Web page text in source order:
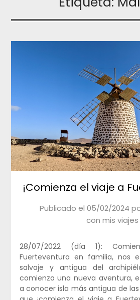
¡Comienza el viaje a
Publicado el 05/02/2024
con mis viajes
28/07/2022 (día 1):
Fuerteventura en familia, nos
salvaje y antigua del
comienza una nueva aventura,
a conocer isla más antigua de las